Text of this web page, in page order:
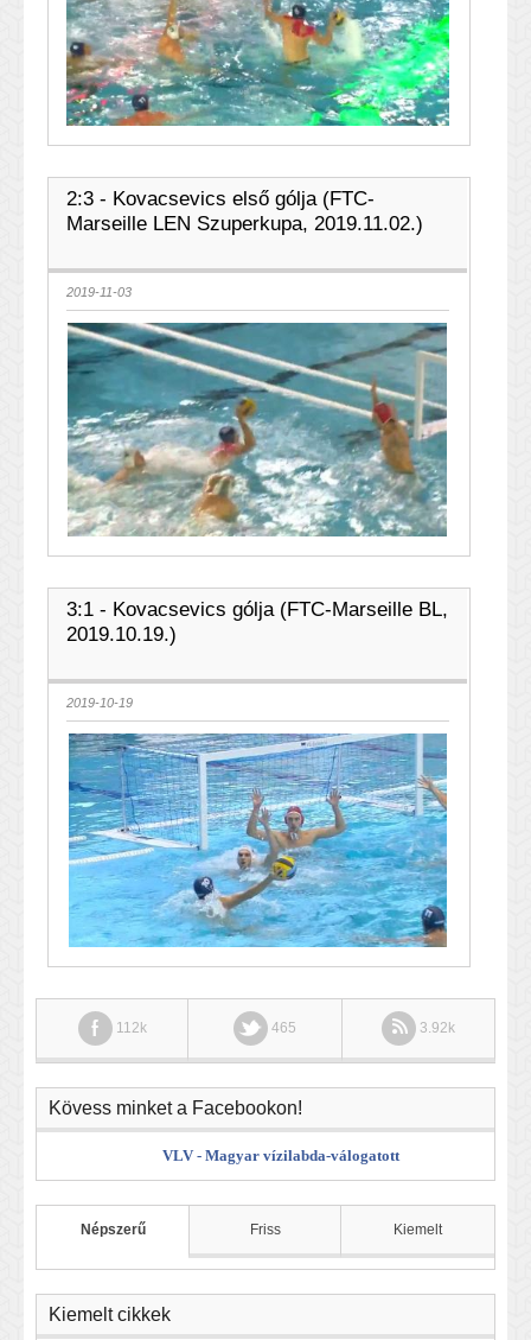
2:3 - Kovacsevics első gólja (FTC-
Marseille LEN Szuperkupa, 2019.11.02.)
2019-11-03
3:1 - Kovacsevics gólja (FTC-Marseille BL,
2019.10.19.)
2019-10-19
112k 465 3.92k
Kövess minket a Facebookon!
VLV - Magyar vízilabda-válogatott
Népszerű Friss Kiemelt
Kiemelt cikkek